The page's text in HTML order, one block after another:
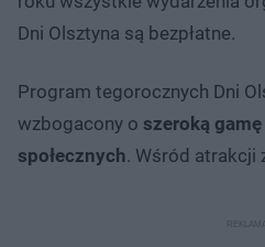
Dni Olsztyna są bezpłatne.
Program tegorocznych Dni
wzbogacony o szeroką
społecznych. Wśród atrakcji